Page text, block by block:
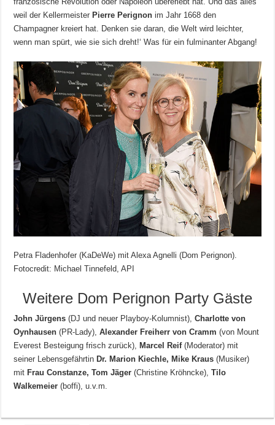
weil der Kellermeister Pierre Perignon im Jahr 1668 den
Champagner kreiert hat. Denken sie daran, die Welt wird leichter,
wenn man spürt, wie sie sich dreht!‘ Was für ein fulminanter Abgang!
Petra Fladenhofer (KaDeWe) mit Alexa Agnelli (Dom Perignon).
Fotocredit: Michael Tinnefeld, API
Weitere Dom Perignon Party Gäste
John Jürgens(DJ und neuer Playboy-Kolumnist),Charlotte von
Oynhausen(PR-Lady),Alexander Freiherr von Cramm(von Mount
Everest Besteigung frisch zurück), Marcel Reif(Moderator) mit
seiner Lebensgefährtin Dr. Marion Kiechle, Mike Kraus (Musiker)
mit Frau Constanze, Tom Jäger(Christine Kröhncke),Tilo
Walkemeier (boffi), u.v.m.